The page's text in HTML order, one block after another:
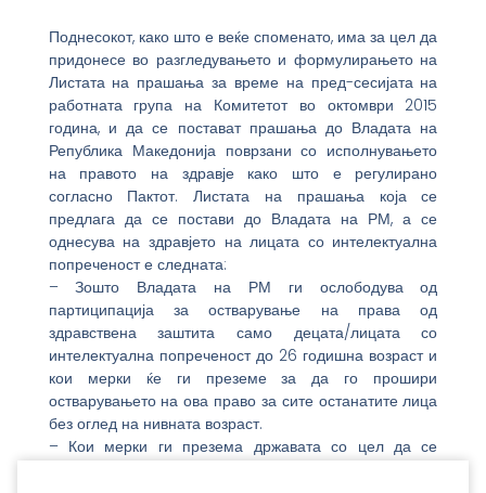
Поднесокот, како што е веќе споменато, има за цел да
придонесе во разгледувањето и формулирањето на
Листата на прашања за време на пред-сесијата на
работната група на Комитетот во октомври 2015
година, и да се постават прашања до Владата на
Република Македонија поврзани со исполнувањето
на правото на здравје како што е регулирано
согласно Пактот. Листата на прашања која се
предлага да се постави до Владата на РМ, а се
однесува на здравјето на лицата со интелектуална
попреченост е следната:
– Зошто Владата на РМ ги ослободува од
партиципација за остварување на права од
здравствена заштита само децата/лицата со
интелектуална попреченост до 26 годишна возраст и
кои мерки ќе ги преземе за да го прошири
остварувањето на ова право за сите останатите лица
без оглед на нивната возраст.
– Кои мерки ги презема државата со цел да се